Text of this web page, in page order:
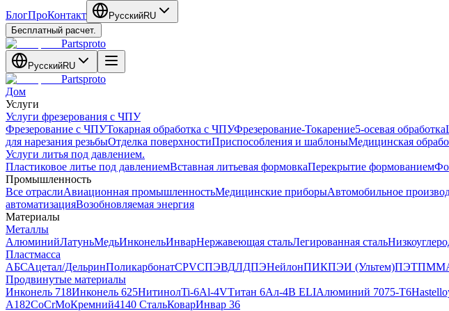
БлогПроКонтакт РусскийRU
Бесплатный расчет.
Partsproto
РусскийRU
Partsproto
Дом
Услуги
Услуги фрезерования с ЧПУ
Фрезерование с ЧПУТокарная обработка с ЧПУФрезерование-Токарение5-осевая обработка
для нарезания резьбыОтделка поверхностиПриспособления и шаблоныМедицинская
Услуги литья под давлением.
Пластиковое литье под давлениемВставная литьевая формовкаПерекрытие формованием
Промышленность
Все отраслиАвиационная промышленностьМедицинские приборыАвтомобильное
автоматизацияВозобновляемая энергия
Материалы
Металлы
АлюминийЛатуньМедьИнконельИнварНержавеющая стальЛегированная сталь
Пластмасса
АБСАцетал/ДельринПоликарбонатCPVCПЭВДЛДПЭНейлонПИКПЭИ (Ультем)ПЭТПММА
Продвинутые материалы
Инконель 718Инконель 625НитинолTi-6Al-4VТитан 6Ал-4В ELIАлюминий 7075-T6
A182CoCrMoКремний4140 СтальКоварИнвар 36